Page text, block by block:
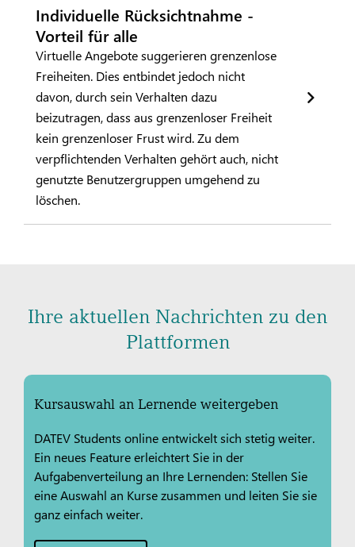
Individuelle Rücksichtnahme -
Vorteil für alle
Virtuelle Angebote suggerieren grenzenlose
Freiheiten. Dies entbindet jedoch nicht
davon, durch sein Verhalten dazu
beizutragen, dass aus grenzenloser Freiheit
kein grenzenloser Frust wird. Zu dem
verpflichtenden Verhalten gehört auch, nicht
genutzte Benutzergruppen umgehend zu
löschen.
Ihre aktuellen Nachrichten zu den
Plattformen
Kursauswahl an Lernende weitergeben
DATEV Students online entwickelt sich stetig weiter.
Ein neues Feature erleichtert Sie in der
Aufgabenverteilung an Ihre Lernenden: Stellen Sie
eine Auswahl an Kurse zusammen und leiten Sie sie
ganz einfach weiter.